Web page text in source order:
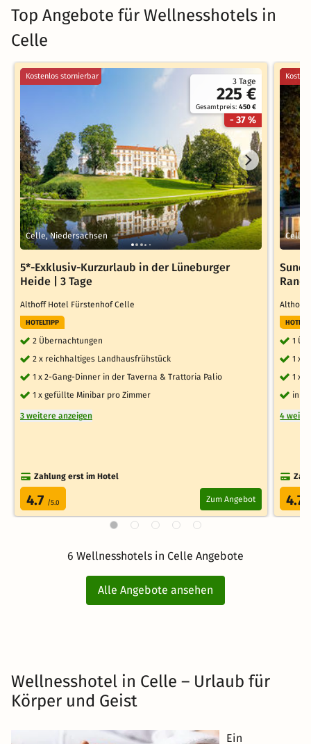
Top Angebote für Wellnesshotels in
Celle
3 Tage
225 €
Gesamtpreis:450 €
- 37 %
Kostenlos stornierbar
Celle, Niedersachsen
5*-Exklusiv-Kurzurlaub in der Lüneburger
Heide | 3 Tage
Althoff Hotel Fürstenhof Celle
HOTELTIPP
2 Übernachtungen
2 x reichhaltiges Landhausfrühstück
1 x 2-Gang-Dinner in der Taverna & Trattoria Palio
1 x gefüllte Minibar pro Zimmer
3 weitere anzeigen
Zahlung erst im Hotel
4.7 /5.0 Zum Angebot
Celle,
Althoff
1
1 x
1 x
inkl.
4
4.7
6 Wellnesshotels in Celle Angebote
Alle Angebote ansehen
Wellnesshotel in Celle – Urlaub für
Körper und Geist
Ein